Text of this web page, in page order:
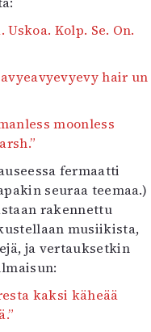
Kolp. Se. On.
hair un
moonless
fermaatti
seuraa teemaa.)
rakennettu
musiikista,
ja vertauksetkin
kaksi käheää